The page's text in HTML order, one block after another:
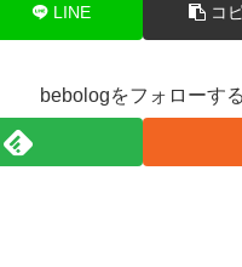
LINE コ
bebologをフォローする